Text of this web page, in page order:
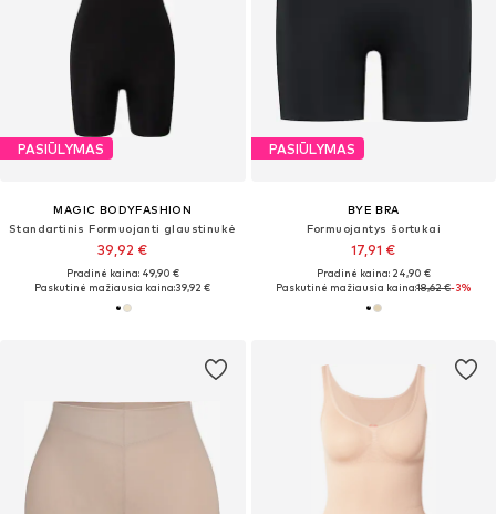
PASIŪLYMAS
MAGIC BODYFASHION
Standartinis Formuojanti glaustinukė
39,92 €
Pradinė kaina: 49,90 €
Paskutinė mažiausia kaina:39,92 €
PASIŪLYMAS
BYE BRA
Formuojantys šortukai
17,91 €
Pradinė kaina: 24,90 €
Paskutinė mažiausia kaina:18,62 €-3%